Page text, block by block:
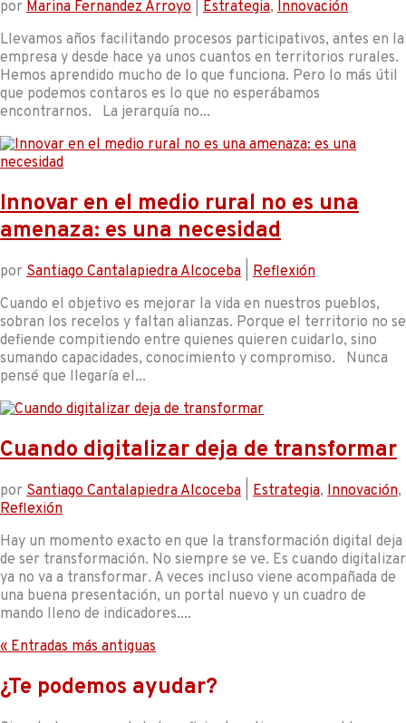
por Marina Fernandez Arroyo Estrategia, Innovación
Llevamos años facilitando procesos participativos, antes en la
empresa y desde hace ya unos cuantos en territorios rurales.
Hemos aprendido mucho de lo que funciona. Pero lo más útil
que podemos contaros es lo que no esperábamos
encontrarnos. La jerarquía no...
Innovar en el medio rural no es una
amenaza: es una necesidad
por Santiago Cantalapiedra Alcoceba
Reflexión
Cuando el objetivo es mejorar la vida en nuestros pueblos,
sobran los recelos y faltan alianzas. Porque el territorio no se
defiende compitiendo entre quienes quieren cuidarlo, sino
sumando capacidades, conocimiento y compromiso. Nunca
pensé que llegaría el...
Cuando digitalizar deja de transformar
por Santiago Cantalapiedra Alcoceba Estrategia, Innovación,
Reflexión
Hay un momento exacto en que la transformación digital deja
de ser transformación. No siempre se ve. Es cuando digitalizar
ya no va a transformar. A veces incluso viene acompañada de
una buena presentación, un portal nuevo y un cuadro de
mando lleno de indicadores....
« Entradas más antiguas
¿Te podemos ayudar?